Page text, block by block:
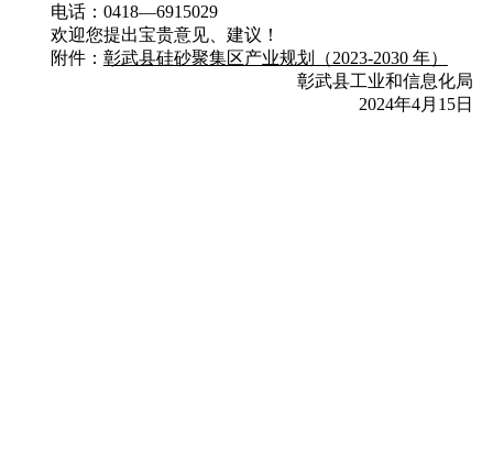
电话：0418—6915029
欢迎您提出宝贵意见、建议！
附件： 彰武县硅砂聚集区产业规划（2023-2030 年）
彰武县工业和信息化局
2024年4月15日